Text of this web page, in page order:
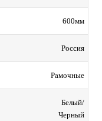
600мм
Россия
Рамочные
Белый/
Черный